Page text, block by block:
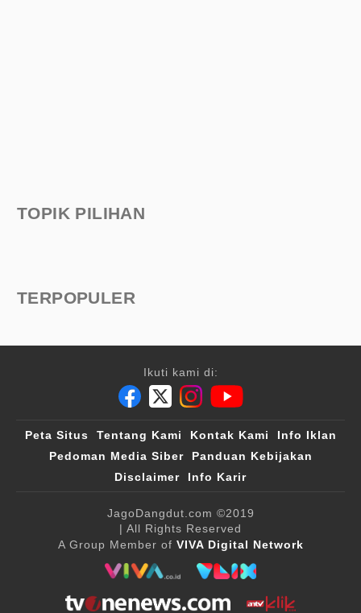
TOPIK PILIHAN
TERPOPULER
Ikuti kami di:
Peta Situs Tentang Kami Kontak Kami
Info Iklan
Pedoman Media Siber
Panduan Kebijakan
Disclaimer
Info Karir
JagoDangdut.com ©2019
| All Rights Reserved
A Group Member of VIVA Digital Network